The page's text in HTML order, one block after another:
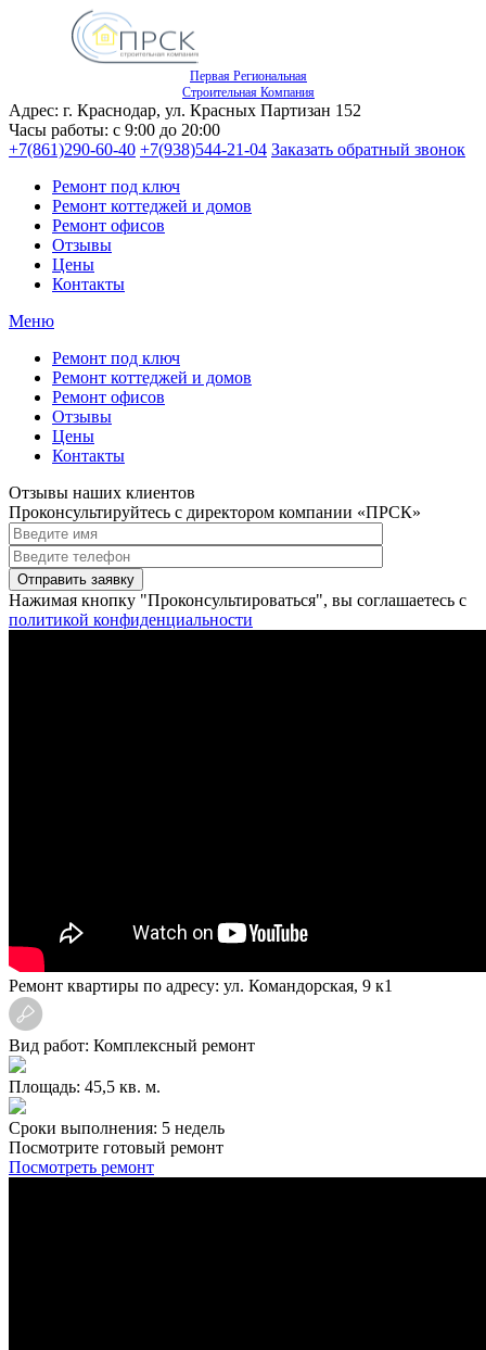
Первая Региональная
Строительная Компания
Адрес: г. Краснодар, ул. Красных Партизан 152
Часы работы: с 9:00 до 20:00
+7(861)290-60-40 +7(938)544-21-04 Заказать обратный звонок
Ремонт под ключ
Ремонт коттеджей и домов
Ремонт офисов
Отзывы
Цены
Контакты
Меню
Ремонт под ключ
Ремонт коттеджей и домов
Ремонт офисов
Отзывы
Цены
Контакты
Отзывы наших клиентов
Проконсультируйтесь с директором компании «ПРСК»
Нажимая кнопку "Проконсультироваться", вы соглашаетесь с
политикой конфиденциальности
Ремонт квартиры по адресу: ул. Командорская, 9 к1
Вид работ: Комплексный ремонт
Площадь: 45,5 кв. м.
Сроки выполнения: 5 недель
Посмотрите готовый ремонт
Посмотреть ремонт